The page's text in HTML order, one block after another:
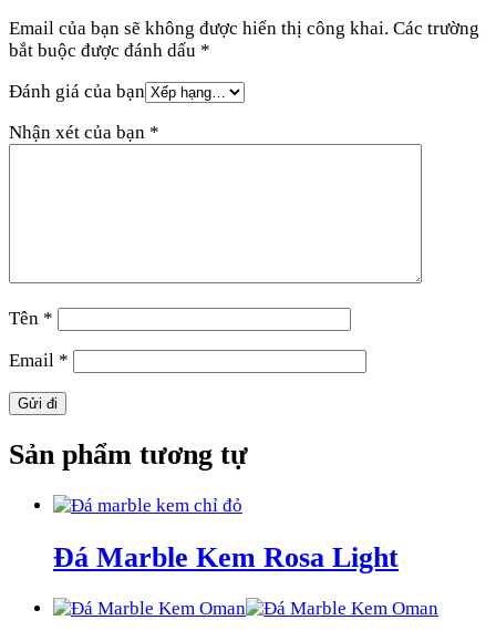
Email của bạn sẽ không được hiển thị công khai. Các trường
bắt buộc được đánh dấu *
Đánh giá của bạn
Nhận xét của bạn *
Tên *
Email *
Sản phẩm tương tự
Đá Marble Kem Rosa Light